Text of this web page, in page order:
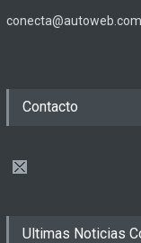
Contacto
Ultimas Noticias